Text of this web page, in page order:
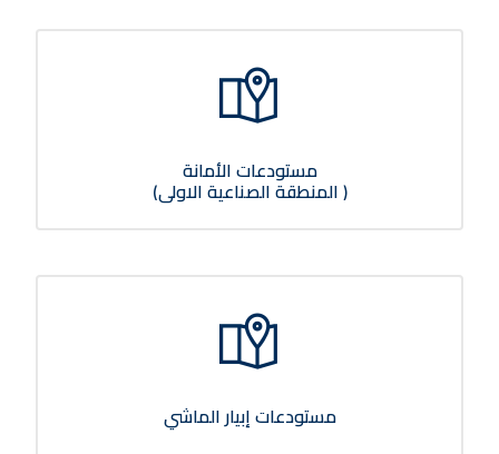
مستودعات الأمانة
( المنطقة الصناعية الاولى)
مستودعات إبيار الماشي